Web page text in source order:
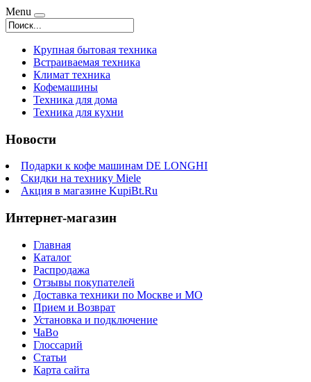
Menu
Крупная бытовая техника
Встраиваемая техника
Климат техника
Кофемашины
Техника для дома
Техника для кухни
Новости
Подарки к кофе машинам DE LONGHI
Скидки на технику Miele
Акция в магазине KupiBt.Ru
Интернет-магазин
Главная
Каталог
Распродажа
Отзывы покупателей
Доставка техники по Москве и МО
Прием и Возврат
Установка и подключение
ЧаВо
Глоссарий
Статьи
Карта сайта